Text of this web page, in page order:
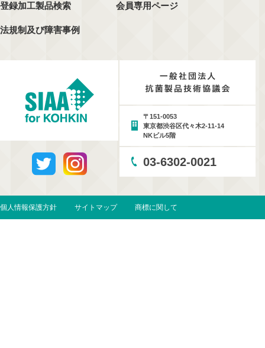
登録加工製品検索
法規制及び障害事例
会員専用ページ
〒151-0053
東京都渋谷区代々木2-11-14
NKビル5階
03-6302-0021
個人情報保護方針 サイトマップ 商標に関して